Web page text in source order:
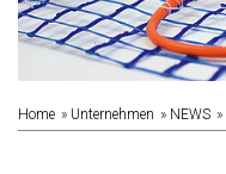
Home Unternehmen NEWS